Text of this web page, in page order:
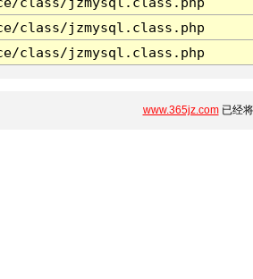
class/jzmysql.class.php
class/jzmysql.class.php
www.365jz.com已经